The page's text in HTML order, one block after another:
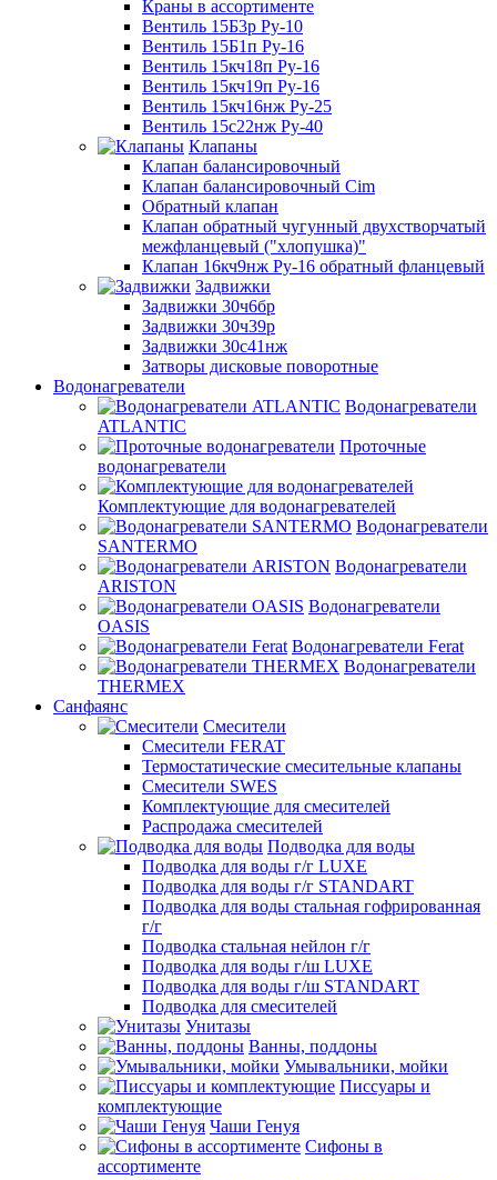
Краны в ассортименте
Вентиль 15Б3р Ру-10
Вентиль 15Б1п Ру-16
Вентиль 15кч18п Ру-16
Вентиль 15кч19п Ру-16
Вентиль 15кч16нж Ру-25
Вентиль 15с22нж Ру-40
Клапаны
Клапан балансировочный
Клапан балансировочный Cim
Обратный клапан
Клапан обратный чугунный двухстворчатый
межфланцевый ("хлопушка)"
Клапан 16кч9нж Ру-16 обратный фланцевый
Задвижки
Задвижки 30ч6бр
Задвижки 30ч39р
Задвижки 30с41нж
Затворы дисковые поворотные
Водонагреватели
Водонагреватели
ATLANTIC
Проточные
водонагреватели
Комплектующие для водонагревателей
Водонагреватели
SANTERMO
Водонагреватели
ARISTON
Водонагреватели
OASIS
Водонагреватели Ferat
Водонагреватели
THERMEX
Санфаянс
Смесители
Смесители FERAT
Термостатические смесительные клапаны
Смесители SWES
Комплектующие для смесителей
Распродажа смесителей
Подводка для воды
Подводка для воды г/г LUXE
Подводка для воды г/г STANDART
Подводка для воды стальная гофрированная
г/г
Подводка стальная нейлон г/г
Подводка для воды г/ш LUXE
Подводка для воды г/ш STANDART
Подводка для смесителей
Унитазы
Ванны, поддоны
Умывальники, мойки
Писсуары и
комплектующие
Чаши Генуя
Сифоны в
ассортименте